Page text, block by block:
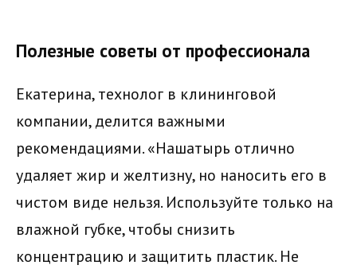
Полезные советы от профессионала
Екатерина, технолог в клининговой
компании, делится важными
рекомендациями. «Нашатырь отлично
удаляет жир и желтизну, но наносить его в
чистом виде нельзя. Используйте только на
влажной губке, чтобы снизить
концентрацию и защитить пластик. Не